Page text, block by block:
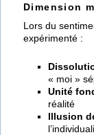
Dimension
Lors du
expérimenté :
« moi »
Unité
réalité
Illusion